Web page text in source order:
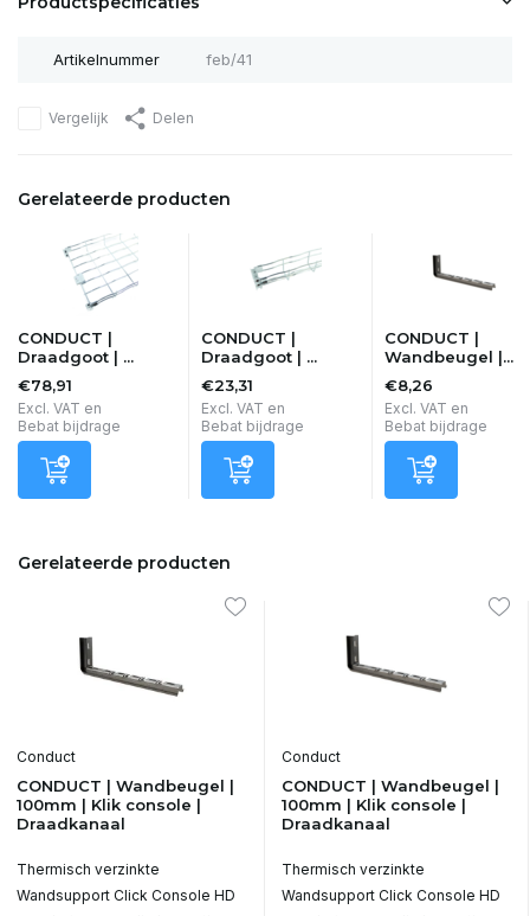
Artikelnummer feb/41
Vergelijk Delen
Gerelateerde producten
CONDUCT |
Draadgoot | ...
€78,91
Excl. VAT en
Bebat bijdrage
CONDUCT |
Draadgoot | ...
€23,31
Excl. VAT en
Bebat bijdrage
CONDUCT |
Wandbeugel |...
€8,26
Excl. VAT en
Bebat bijdrage
Gerelateerde producten
Conduct
CONDUCT | Wandbeugel |
100mm | Klik console |
Draadkanaal
Thermisch verzinkte
Wandsupport Click Console HD
Conduct
CONDUCT | Wandbeugel |
100mm | Klik console |
Draadkanaal
Thermisch verzinkte
Wandsupport Click Console HD